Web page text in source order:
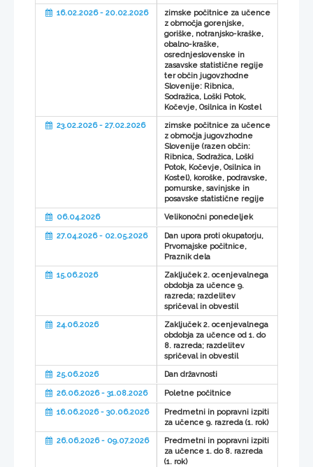
16.02.2026 - 20.02.2026
zimske počitnice za učence
z območja gorenjske,
goriške, notranjsko-kraške,
obalno-kraške,
osrednjeslovenske in
zasavske statistične regije
ter občin jugovzhodne
Slovenije: Ribnica,
Sodražica, Loški Potok,
Kočevje, Osilnica in Kostel
23.02.2026 - 27.02.2026
zimske počitnice za učence
z območja jugovzhodne
Slovenije (razen občin:
Ribnica, Sodražica, Loški
Potok, Kočevje, Osilnica in
Kostel), koroške, podravske,
pomurske, savinjske in
posavske statistične regije
06.04.2026
Velikonočni ponedeljek
27.04.2026 - 02.05.2026
Dan upora proti okupatorju,
Prvomajske počitnice,
Praznik dela
15.06.2026
Zaključek 2. ocenjevalnega
obdobja za učence 9.
razreda; razdelitev
spričeval in obvestil
24.06.2026
Zaključek 2. ocenjevalnega
obdobja za učence od 1. do
8. razreda; razdelitev
spričeval in obvestil
25.06.2026
Dan državnosti
26.06.2026 - 31.08.2026 Poletne počitnice
16.06.2026 - 30.06.2026
Predmetni in popravni izpiti
za učence 9. razreda (1. rok)
26.06.2026 - 09.07.2026
Predmetni in popravni izpiti
za učence 1. do 8. razreda
(1. rok)